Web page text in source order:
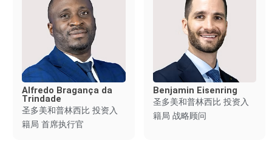
Alfredo Bragança da
Trindade
圣多美和普林西比 投资入
籍局 首席执行官
Benjamin Eisenring
圣多美和普林西比 投资入
籍局 战略顾问